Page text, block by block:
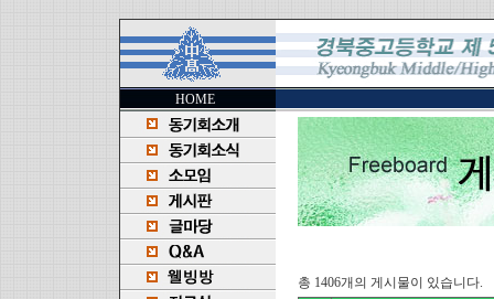
HOME
총 1406개의 게시물이 있습니다.